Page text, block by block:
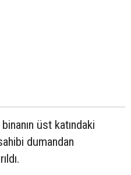
üst katındaki
dumandan